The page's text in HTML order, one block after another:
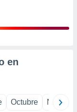
en
Octubre